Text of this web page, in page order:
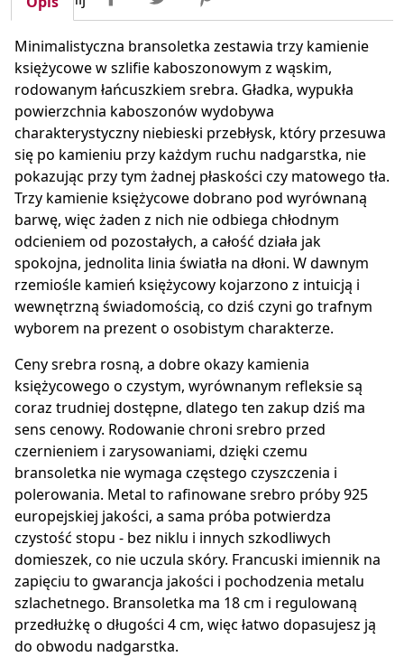
Minimalistyczna bransoletka zestawia trzy kamienie
księżycowe w szlifie kaboszonowym z wąskim,
rodowanym łańcuszkiem srebra. Gładka, wypukła
powierzchnia kaboszonów wydobywa
charakterystyczny niebieski przebłysk, który przesuwa
się po kamieniu przy każdym ruchu nadgarstka, nie
pokazując przy tym żadnej płaskości czy matowego tła.
Trzy kamienie księżycowe dobrano pod wyrównaną
barwę, więc żaden z nich nie odbiega chłodnym
odcieniem od pozostałych, a całość działa jak
spokojna, jednolita linia światła na dłoni. W dawnym
rzemiośle kamień księżycowy kojarzono z intuicją i
wewnętrzną świadomością, co dziś czyni go trafnym
wyborem na prezent o osobistym charakterze.
Ceny srebra rosną, a dobre okazy kamienia
księżycowego o czystym, wyrównanym refleksie są
coraz trudniej dostępne, dlatego ten zakup dziś ma
sens cenowy. Rodowanie chroni srebro przed
czernieniem i zarysowaniami, dzięki czemu
bransoletka nie wymaga częstego czyszczenia i
polerowania. Metal to rafinowane srebro próby 925
europejskiej jakości, a sama próba potwierdza
czystość stopu - bez niklu i innych szkodliwych
domieszek, co nie uczula skóry. Francuski imiennik na
zapięciu to gwarancja jakości i pochodzenia metalu
szlachetnego. Bransoletka ma 18 cm i regulowaną
przedłużkę o długości 4 cm, więc łatwo dopasujesz ją
do obwodu nadgarstka.